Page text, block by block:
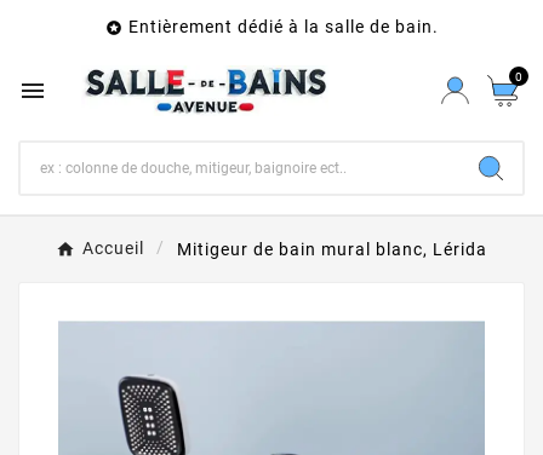
 Entièrement dédié à la salle de bain.
 0
Accueil Mitigeur de bain mural blanc, Lérida